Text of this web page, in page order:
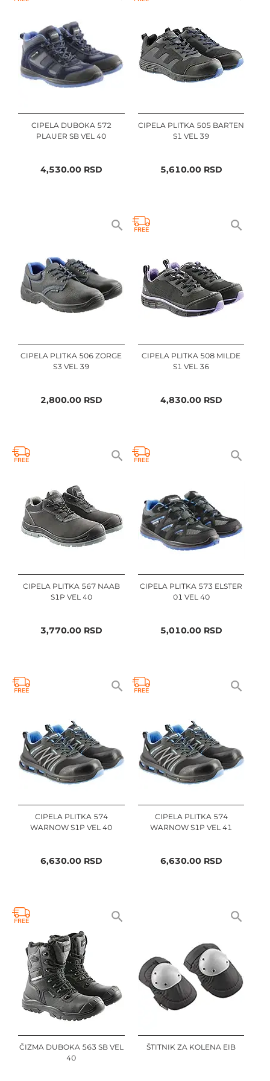
CIPELA DUBOKA 572
PLAUER SB VEL 40
4,530.00RSD
CIPELA PLITKA 505 BARTEN
S1 VEL 39
5,610.00RSD
CIPELA PLITKA 506 ZORGE
S3 VEL 39
2,800.00RSD
CIPELA PLITKA 508 MILDE
S1 VEL 36
4,830.00RSD
CIPELA PLITKA 567 NAAB
S1P VEL 40
3,770.00RSD
CIPELA PLITKA 573 ELSTER
01 VEL 40
5,010.00RSD
CIPELA PLITKA 574
WARNOW S1P VEL 40
6,630.00RSD
CIPELA PLITKA 574
WARNOW S1P VEL 41
6,630.00RSD
ČIZMA DUBOKA 563 SB VEL
40
ŠTITNIK ZA KOLENA EIB